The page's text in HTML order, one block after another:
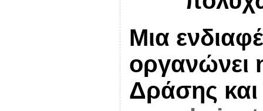
Μια
οργανώνει
Δράσης και